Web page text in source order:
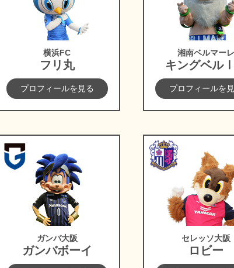
横浜FC
フリ丸
プロフィールを見る
湘南ベルマーレ
キングベル
プロフィールを
ガンバ大阪
ガンバボーイ
セレッソ大阪
ロビー